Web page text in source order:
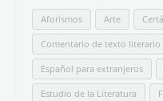
Aforismos Arte
Comentario de texto literario
Español para extranjeros
Estudio de la Literatura